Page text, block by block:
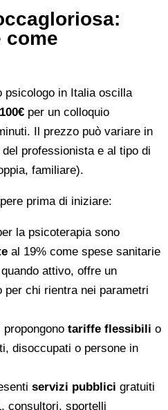
come
psicologo in Italia oscilla
per un colloquio
Il prezzo può variare in
professionista e al tipo di
familiare).
prima di iniziare:
la psicoterapia sono
al 19% come spese sanitarie
attivo, offre un
per chi rientra nei parametri
tariffe flessibili o
disoccupati o persone in
servizi pubblici gratuiti
consultori, sportelli